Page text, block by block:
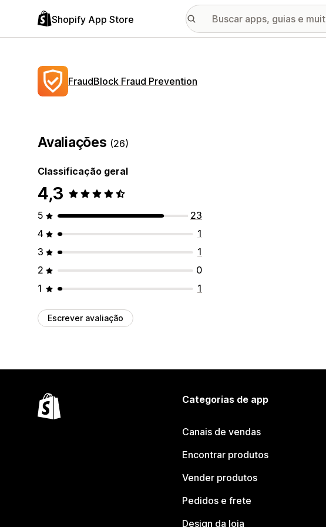
Shopify App Store
FraudBlock Fraud Prevention
Avaliações (26)
Classificação geral
4,3
5
23
4
1
3
1
2
0
1
1
Escrever avaliação
Categorias de app
Canais de vendas
Encontrar produtos
Vender produtos
Pedidos e frete
Design da loja